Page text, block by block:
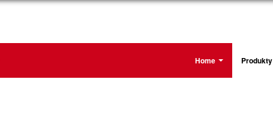
Home Produkty